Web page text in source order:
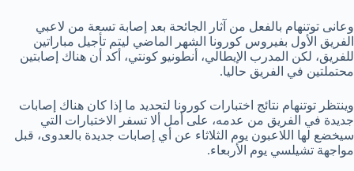
وعانى توتنهام بالفعل من آثار الجائحة بعد إصابة تسعة من لاعبي
الفريق الأول بفيروس كورونا الشهر الماضي ليتم تأجيل مباراتين
للفريق، لكن المدرب الإيطالي، أنطونيو كونتي، أكد أن هناك إصابتين
محتملتين في الفريق حاليا.
وينتظر توتنهام نتائج اختبارات كورونا لتحديد ما إذا كان هناك إصابات
جديدة في الفريق من عدمه، على أمل ألا تسفر الاختبارات التي
سيخضع لها اللاعبون يوم الثلاثاء عن أي إصابات جديدة بالعدوى، قبل
مواجهة تشيلسي يوم الأربعاء.